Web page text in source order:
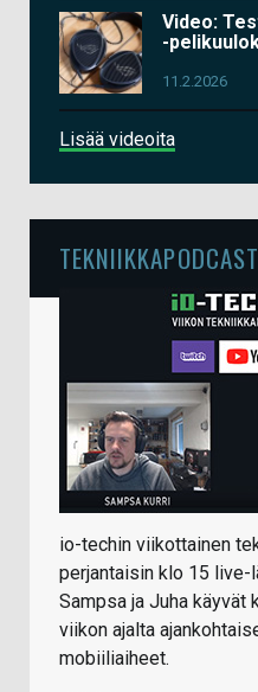
Video:
-
11.2.2026
Lisää videoita
TEKNIIKKAPODCAST
io-techin viikottainen
perjantaisin klo 15 live-
Sampsa ja Juha käyvät
viikon ajalta
mobiiliaiheet.